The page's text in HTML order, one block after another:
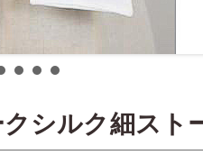
シルク細スト